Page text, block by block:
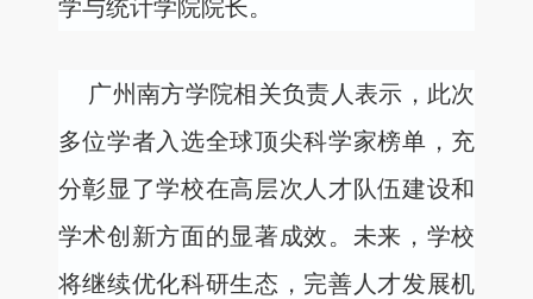
学与统计学院院长。
广州南方学院相关负责人表示，此次
多位学者入选全球顶尖科学家榜单，充
分彰显了学校在高层次人才队伍建设和
学术创新方面的显著成效。未来，学校
将继续优化科研生态，完善人才发展机